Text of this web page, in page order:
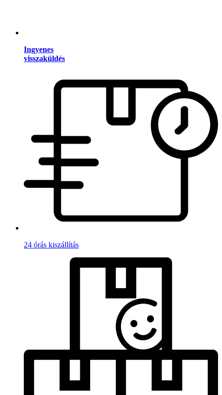
Ingyenes
visszaküldés
24 órás kiszállítás